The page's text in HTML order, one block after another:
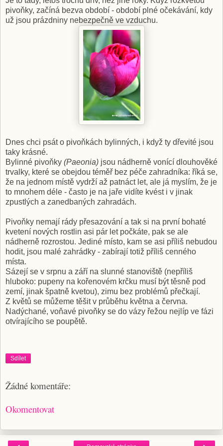
pivoňky, začíná bezva období - období plné očekávání, kdy
už jsou prázdniny nebezpečně ve vzduchu.
Dnes chci psát o pivoňkách bylinných, i když ty dřevité jsou
taky krásné.
Bylinné pivoňky (Paeonia) jsou nádherně vonící dlouhověké
trvalky, které se obejdou téměř bez péče zahradníka: říká se,
že na jednom místě vydrží až patnáct let, ale já myslím, že je
to mnohem déle - často je na jaře vidíte kvést i v jinak
zpustlých a zanedbaných zahradách.
Pivoňky nemají rády přesazování a tak si na první bohaté
kvetení nových rostlin asi pár let počkáte, pak se ale
nádherně rozrostou. Jediné místo, kam se asi příliš nebudou
hodit, jsou malé zahrádky - zabírají totiž příliš cenného
místa.
Sázejí se v srpnu a září na slunné stanoviště (nepříliš
hluboko: pupeny na kořenovém krčku musí být těsně pod
zemí, jinak špatně kvetou), zimu bez problémů přečkají.
Z květů se můžeme těšit v průběhu května a června.
Nadýchané, voňavé pivoňky se do vázy řežou nejlíp ve fázi
otvírajícího se poupětě.
Sdílet
Žádné komentáře:
Okomentovat